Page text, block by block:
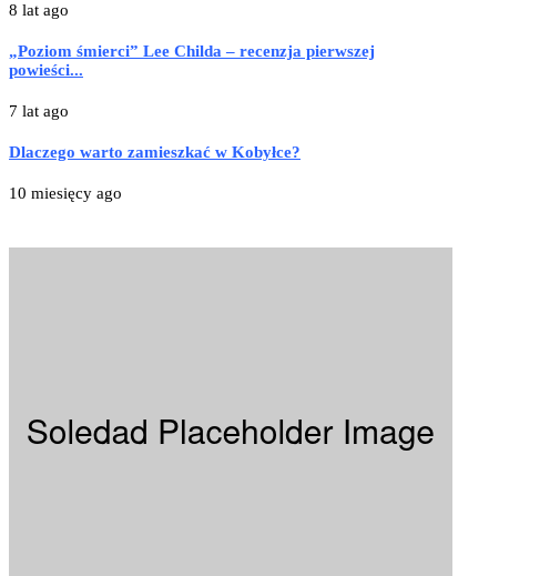
8 lat ago
„Poziom śmierci” Lee Childa – recenzja pierwszej
powieści...
7 lat ago
Dlaczego warto zamieszkać w Kobyłce?
10 miesięcy ago